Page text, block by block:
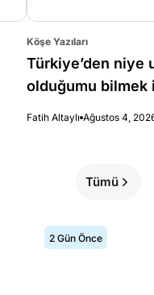
Köşe Yazıları
Türkiye’den niye
olduğumu bilmek
Fatih Altaylı Ağustos 4,
Tümü
2 Gün Önce